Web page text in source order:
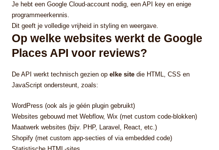
Je hebt een Google Cloud-account nodig, een API key en enige
programmeerkennis.
Dit geeft je volledige vrijheid in styling en weergave.
Op welke websites werkt de Google
Places API voor reviews?
De API werkt technisch gezien op elke site die HTML, CSS en
JavaScript ondersteunt, zoals:
WordPress (ook als je géén plugin gebruikt)
Websites gebouwd met Webflow, Wix (met custom code-blokken)
Maatwerk websites (bijv. PHP, Laravel, React, etc.)
Shopify (met custom app-secties of via embedded code)